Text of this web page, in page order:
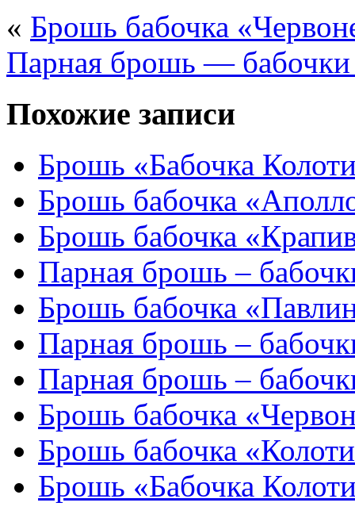
« Брошь бабочка
Парная брошь — бабочки
Похожие записи
Брошь «Бабочка
Брошь бабочка
Брошь бабочка
Парная брошь –
Брошь бабочка
Парная брошь –
Парная брошь –
Брошь бабочка
Брошь бабочка
Брошь «Бабочка